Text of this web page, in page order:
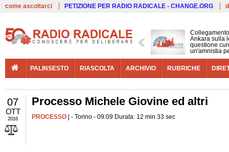
come ascoltarci PETIZIONE PER RADIO RADICALE - CHANGE.ORG
Ankara sulla
questione
un'amnistia
PALINSESTO RIASCOLTA ARCHIVIO RUBRICHE
07
OTT
2016
Processo Michele Giovine ed altri
PROCESSO | - Torino - 09:09 Durata: 12 min 33 sec